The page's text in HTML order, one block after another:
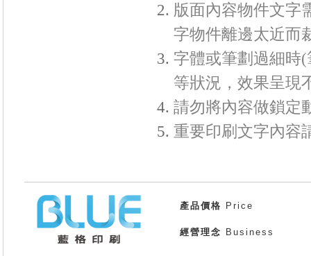
版面內容物件文字
字物件離邊太近而
字體或筆劃過細時
等狀況，效果呈現
請勿將內容做鎖定
重要印刷文字內容
產品價格 Price
經營理念 Business